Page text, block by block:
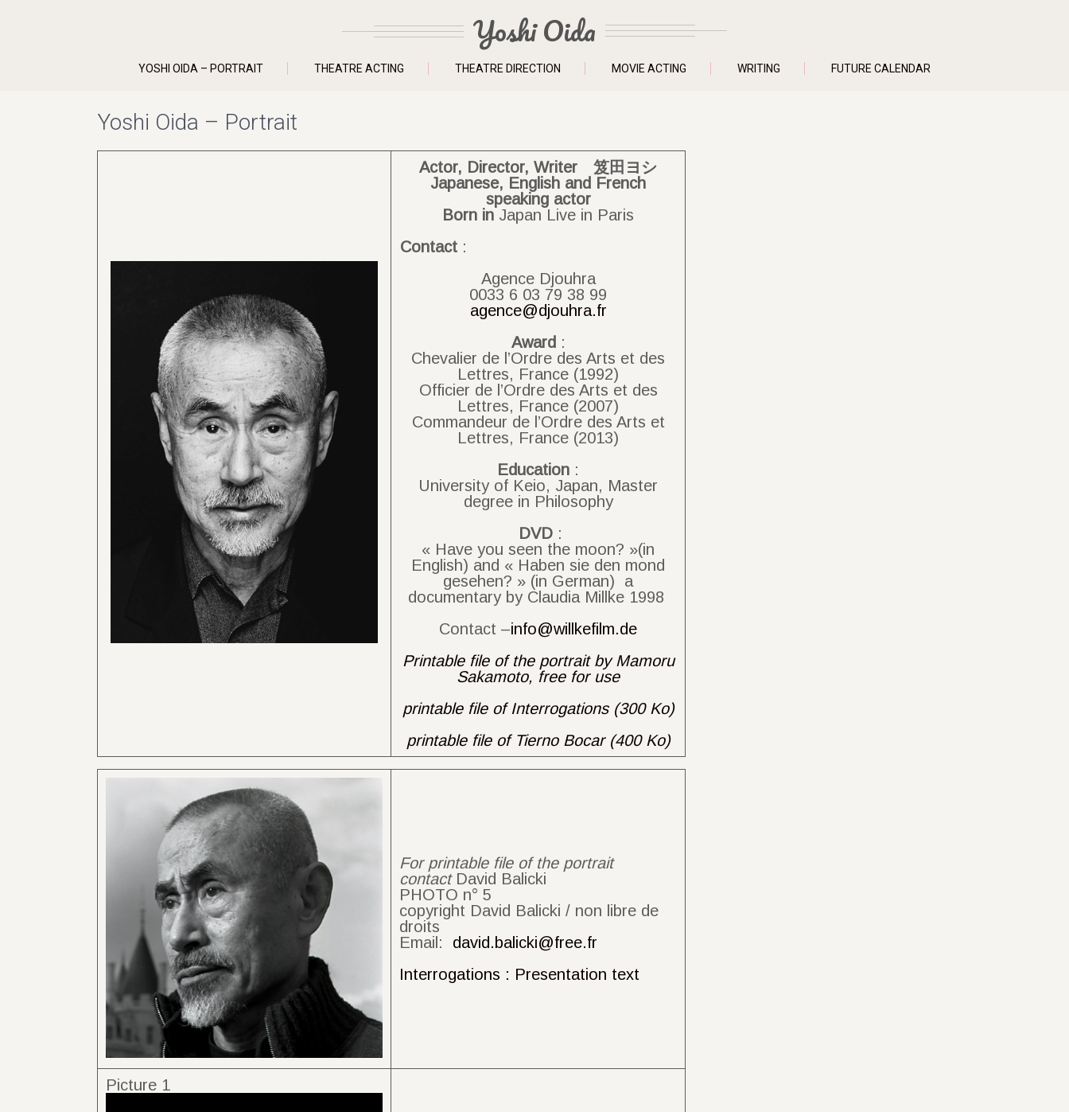
Yoshi Oida
YOSHI OIDA – PORTRAIT THEATRE ACTING THEATRE DIRECTION MOVIE ACTING WRITING FUTURE CALENDAR
Yoshi Oida – Portrait
Actor, Director, Writer 笈田ヨシ
Japanese, English and French
speaking actor
Born in Japan Live in Paris
Contact:
Agence Djouhra
0033 6 03 79 38 99
agence@djouhra.fr
Award :
Chevalier de l’Ordre des Arts et des
Lettres, France (1992)
Officier de l’Ordre des Arts et des
Lettres, France (2007)
Commandeur de l’Ordre des Arts et
Lettres, France (2013)
Education :
University of Keio, Japan, Master
degree in Philosophy
DVD :
« Have you seen the moon? »(in
English) and « Haben sie den mond
gesehen? » (in German) a
documentary by Claudia Millke 1998
Contact –info@willkefilm.de
Printable file of the portrait by Mamoru
Sakamoto, free for use
printable file of Interrogations (300 Ko)
printable file of Tierno Bocar (400 Ko)
For printable file of the portrait
contact David Balicki
PHOTO n° 5
copyright David Balicki / non libre de
droits
Email: david.balicki@free.fr
Interrogations : Presentation text
Picture 1